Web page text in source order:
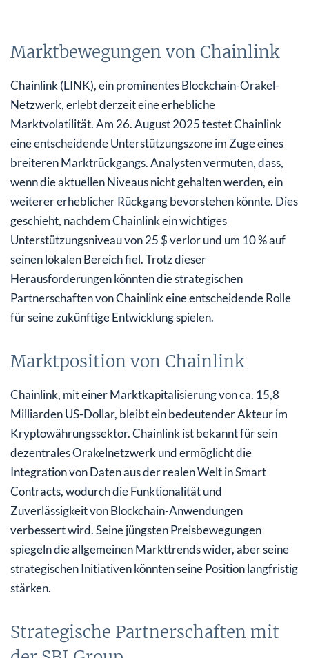
Marktbewegungen von Chainlink
Chainlink (LINK), ein prominentes Blockchain-Orakel-
Netzwerk, erlebt derzeit eine erhebliche
Marktvolatilität. Am 26. August 2025 testet Chainlink
eine entscheidende Unterstützungszone im Zuge eines
breiteren Marktrückgangs. Analysten vermuten, dass,
wenn die aktuellen Niveaus nicht gehalten werden, ein
weiterer erheblicher Rückgang bevorstehen könnte. Dies
geschieht, nachdem Chainlink ein wichtiges
Unterstützungsniveau von 25 $ verlor und um 10 % auf
seinen lokalen Bereich fiel. Trotz dieser
Herausforderungen könnten die strategischen
Partnerschaften von Chainlink eine entscheidende Rolle
für seine zukünftige Entwicklung spielen.
Marktposition von Chainlink
Chainlink, mit einer Marktkapitalisierung von ca. 15,8
Milliarden US-Dollar, bleibt ein bedeutender Akteur im
Kryptowährungssektor. Chainlink ist bekannt für sein
dezentrales Orakelnetzwerk und ermöglicht die
Integration von Daten aus der realen Welt in Smart
Contracts, wodurch die Funktionalität und
Zuverlässigkeit von Blockchain-Anwendungen
verbessert wird. Seine jüngsten Preisbewegungen
spiegeln die allgemeinen Markttrends wider, aber seine
strategischen Initiativen könnten seine Position langfristig
stärken.
Strategische Partnerschaften mit